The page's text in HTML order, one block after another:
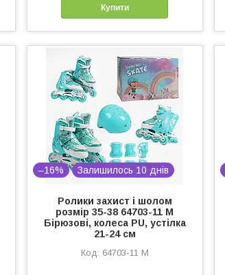
Купити
–16% Залишилось 10 днів
Ролики захист і шолом
розмір 35-38 64703-11 М
Бірюзові, колеса PU, устілка
21-24 см
64703-11 М